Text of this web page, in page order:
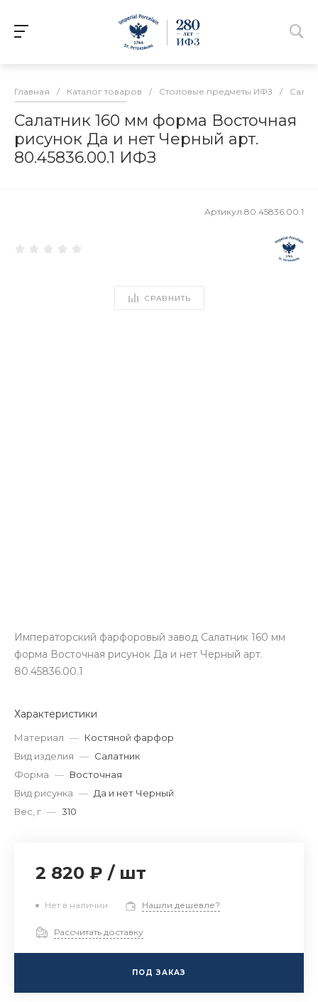
Главная / Каталог товаров / Столовые предметы ИФЗ /
Салатник 160 мм форма Восточная
рисунок Да и нет Черный арт.
80.45836.00.1 ИФЗ
Артикул 80.45836.00.1
СРАВНИТЬ
Императорский фарфоровый завод Салатник 160 мм
форма Восточная рисунок Да и нет Черный арт.
80.45836.00.1
Характеристики
Материал — Костяной фарфор
Вид изделия — Салатник
Форма — Восточная
Вид рисунка — Да и нет Черный
Вес, г — 310
2 820 ₽ / шт
Нет в наличии Нашли дешевле?
Рассчитать доставку
ПОД ЗАКАЗ